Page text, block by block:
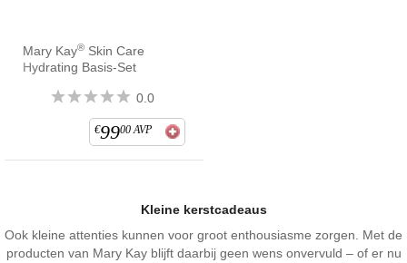
Mary Kay® Skin Care
Hydrating Basis-Set
0.0
€9900 AVP
Kleine kerstcadeaus
Ook kleine attenties kunnen voor groot enthousiasme zorgen. Met de
producten van Mary Kay blijft daarbij geen wens onvervuld – of er nu